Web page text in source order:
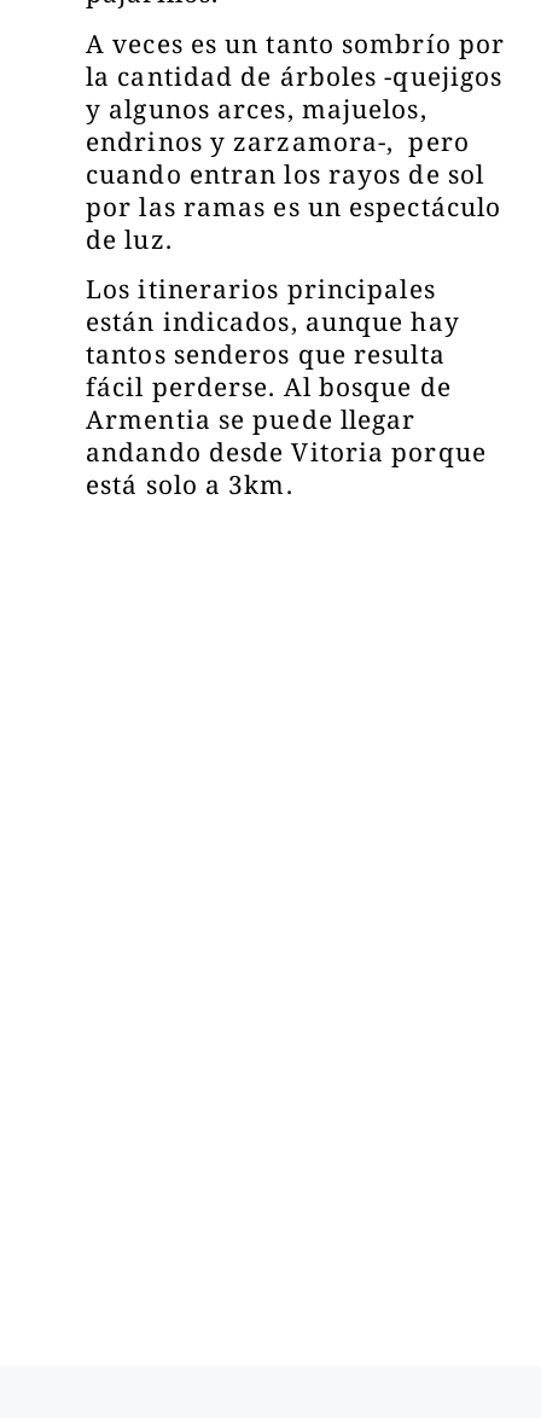
A veces es un tanto sombrío por
la cantidad de árboles -quejigos
y algunos arces, majuelos,
endrinos y zarzamora-, pero
cuando entran los rayos de sol
por las ramas es un espectáculo
de luz.
Los itinerarios principales
están indicados, aunque hay
tantos senderos que resulta
fácil perderse. Al bosque de
Armentia se puede llegar
andando desde Vitoria porque
está solo a 3km.